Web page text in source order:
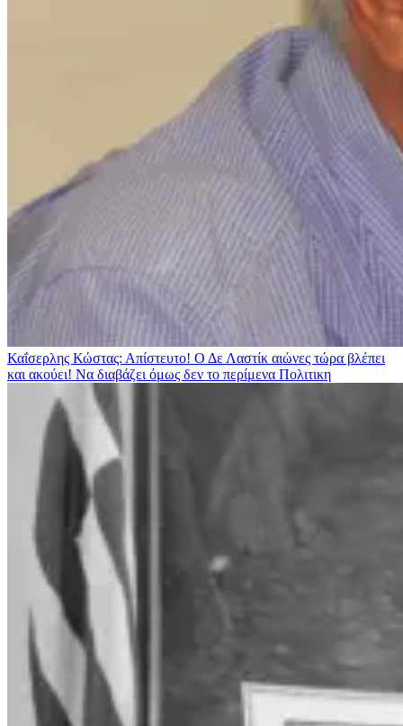
Καΐσερλης Κώστας: Απίστευτο! Ο Δε Λαστίκ αιώνες τώρα βλέπει
και ακούει! Να διαβάζει όμως δεν το περίμενα Πολιτικη